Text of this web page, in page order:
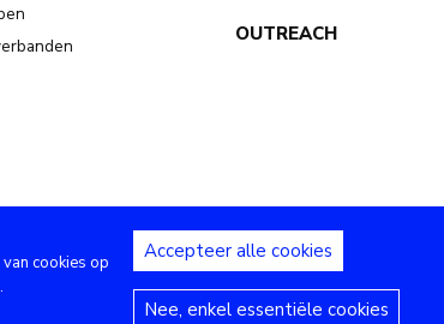
OUTREACH
for Central Africa - 2020
Legal notices
cookies op
Accepteer alle cookies
Nee, enkel essentiële cookies